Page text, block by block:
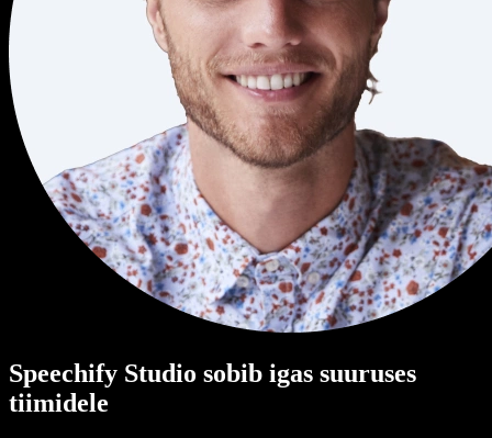
Speechify Studio sobib igas suuruses
tiimidele